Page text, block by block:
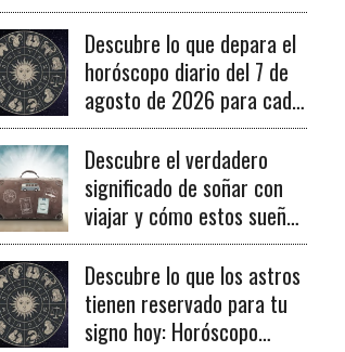
Descubre lo que depara el
horóscopo diario del 7 de
agosto de 2026 para cada
signo del zodiaco y sus
claves para el éxito.
Descubre el verdadero
significado de soñar con
viajar y cómo estos sueños
pueden señalar cambios
importantes en tu vida
personal y profesional.
Descubre lo que los astros
tienen reservado para tu
signo hoy: Horóscopo